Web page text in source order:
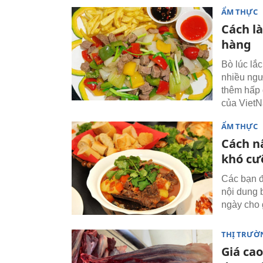
ẨM THỰC
Cách
hàng
Bò lúc
nhiều
thêm
của
ẨM THỰC
Cách
khó
Các bạn
nội dung
ngày cho
THỊ
Giá